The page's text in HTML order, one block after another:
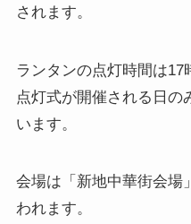
されます。
ランタンの点灯時間は17
点灯式が開催される日の
います。
会場は「新地中華街会場
われます。